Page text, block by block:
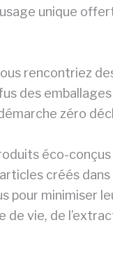
unique
rencontriez
des
zéro
éco-conçus
créés
pour minimiser
de vie, de